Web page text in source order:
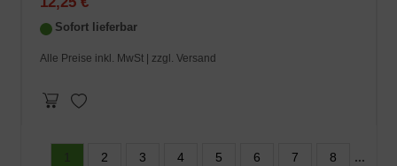
Sofort lieferbar
Alle Preise inkl. MwSt | zzgl. Versand
2 3 4 5 6 7 8
...